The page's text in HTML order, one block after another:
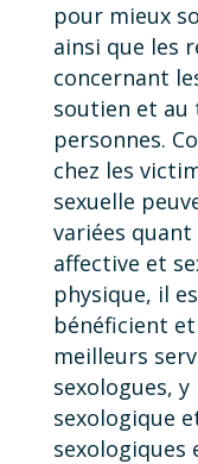
pour mieux
ainsi que les
concernant
soutien et au
personnes.
chez les
sexuelle
variées
affective et
physique, il
bénéficient
meilleurs
sexologues,
sexologique
sexologiques